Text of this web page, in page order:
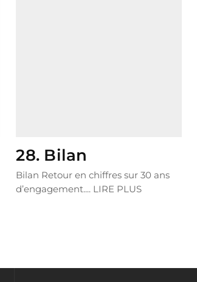
28. Bilan
Bilan Retour en chiffres sur 30 ans
d’engagement.... LIRE PLUS